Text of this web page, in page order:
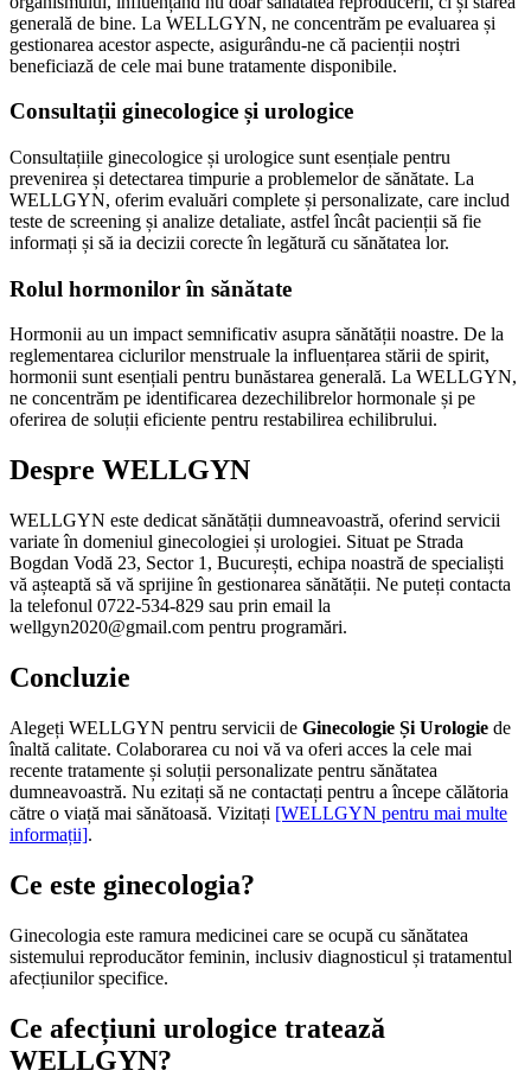
generală de bine. La WELLGYN, ne concentrăm pe evaluarea și
gestionarea acestor aspecte, asigurându-ne că pacienții noștri
beneficiază de cele mai bune tratamente disponibile.
Consultații ginecologice și urologice
Consultațiile ginecologice și urologice sunt esențiale pentru
prevenirea și detectarea timpurie a problemelor de sănătate. La
WELLGYN, oferim evaluări complete și personalizate, care includ
teste de screening și analize detaliate, astfel încât pacienții să fie
informați și să ia decizii corecte în legătură cu sănătatea lor.
Rolul hormonilor în sănătate
Hormonii au un impact semnificativ asupra sănătății noastre. De la
reglementarea ciclurilor menstruale la influențarea stării de spirit,
hormonii sunt esențiali pentru bunăstarea generală. La WELLGYN,
ne concentrăm pe identificarea dezechilibrelor hormonale și pe
oferirea de soluții eficiente pentru restabilirea echilibrului.
Despre WELLGYN
WELLGYN este dedicat sănătății dumneavoastră, oferind servicii
variate în domeniul ginecologiei și urologiei. Situat pe Strada
Bogdan Vodă 23, Sector 1, București, echipa noastră de specialiști
vă așteaptă să vă sprijine în gestionarea sănătății. Ne puteți contacta
la telefonul 0722-534-829 sau prin email la
wellgyn2020@gmail.com pentru programări.
Concluzie
Alegeți WELLGYN pentru servicii de Ginecologie Și Urologie de
înaltă calitate. Colaborarea cu noi vă va oferi acces la cele mai
recente tratamente și soluții personalizate pentru sănătatea
dumneavoastră. Nu ezitați să ne contactați pentru a începe călătoria
către o viață mai sănătoasă. Vizitați [WELLGYN pentru mai multe
informații].
Ce este ginecologia?
Ginecologia este ramura medicinei care se ocupă cu sănătatea
sistemului reproducător feminin, inclusiv diagnosticul și tratamentul
afecțiunilor specifice.
Ce afecțiuni urologice tratează
WELLGYN?